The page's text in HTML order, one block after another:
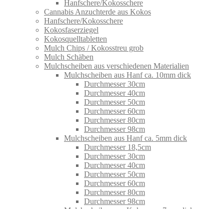
Hanfschere/Kokosschere
Cannabis Anzuchterde aus Kokos
Hanfschere/Kokosschere
Kokosfaserziegel
Kokosquelltabletten
Mulch Chips / Kokosstreu grob
Mulch Schäben
Mulchscheiben aus verschiedenen Materialien
Mulchscheiben aus Hanf ca. 10mm dick
Durchmesser 30cm
Durchmesser 40cm
Durchmesser 50cm
Durchmesser 60cm
Durchmesser 80cm
Durchmesser 98cm
Mulchscheiben aus Hanf ca. 5mm dick
Durchmesser 18,5cm
Durchmesser 30cm
Durchmesser 40cm
Durchmesser 50cm
Durchmesser 60cm
Durchmesser 80cm
Durchmesser 98cm